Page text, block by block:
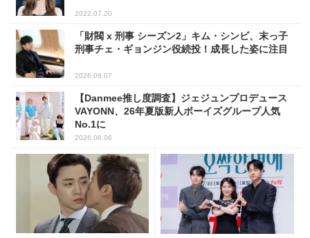
2022.07.20
「財閥 x 刑事 シーズン2」キム・シンビ、末っ子
刑事チェ・ギョンジン役続投！成長した姿に注目
2026.08.07
【Danmee推し度調査】ジェジュンプロデュース
VAYONN、26年夏版新人ボーイズグループ人気
No.1に
2026.08.06